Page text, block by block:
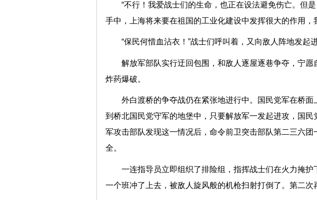
“不行！我爱战士们的生命，也正在设法避免伤亡。但
手中，上海将来要在祖国的工业化建设中发挥很大的作用，
“保民何惜血沾衣！”战士们呼叫着，又向敌人阵地发起进
解放军部队实行迂回包围，和敌人逐屋逐巷争夺，宁
炸药爆破。
外白渡桥的争夺战仍在紧张地进行中。国民党军在桥
到桥北国民党守军的地堡中，只要解放军一发起进攻，国
军攻击部队发现这一情况后，命令前卫突击部队第二三六
全。
一连指导员立即组织了排险组，指挥战士们在火力掩
一个班冲了上去，被敌人旋风般的机枪扫射打倒了。第二次